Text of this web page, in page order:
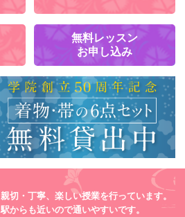
無料レッスン
お申し込み
親切・丁寧、楽しい授業を行っています。
駅からも近いので通いやすいです。